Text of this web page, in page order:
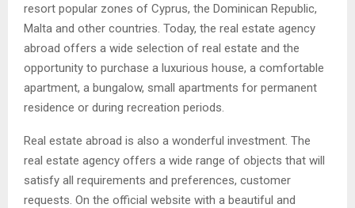
resort popular zones of Cyprus, the Dominican Republic,
Malta and other countries. Today, the real estate agency
abroad offers a wide selection of real estate and the
opportunity to purchase a luxurious house, a comfortable
apartment, a bungalow, small apartments for permanent
residence or during recreation periods.
Real estate abroad is also a wonderful investment. The
real estate agency offers a wide range of objects that will
satisfy all requirements and preferences, customer
requests. On the official website with a beautiful and